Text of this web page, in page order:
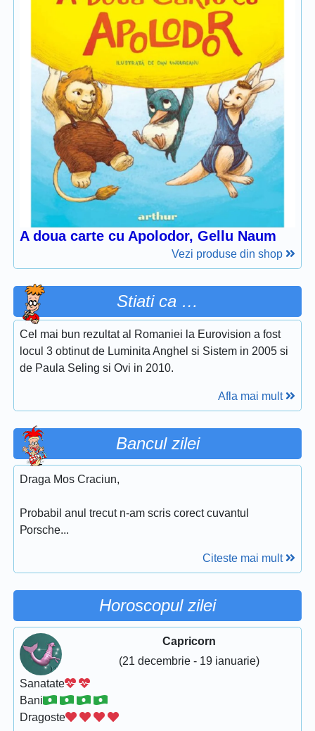
A doua carte cu Apolodor, Gellu Naum
Vezi produse din shop
Stiati ca …
Cel mai bun rezultat al Romaniei la Eurovision a fost
locul 3 obtinut de Luminita Anghel si Sistem in 2005 si
de Paula Seling si Ovi in 2010.
Afla mai mult
Bancul zilei
Draga Mos Craciun,
Probabil anul trecut n-am scris corect cuvantul
Роrsсhе...
Citeste mai mult
Horoscopul zilei
Capricorn
(21 decembrie - 19 ianuarie)
Sanatate
Bani
Dragoste